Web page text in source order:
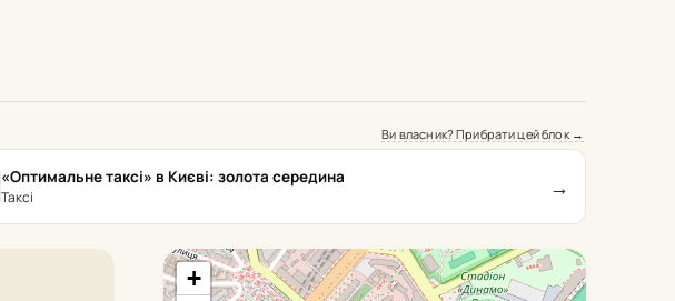
Ви власник? Прибрати цей блок →
«Оптимальне таксі» в Києві: золота середина
Таксі →
+